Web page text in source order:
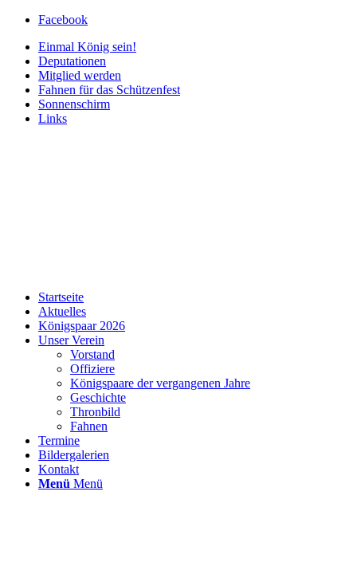
Facebook
Einmal König sein!
Deputationen
Mitglied werden
Fahnen für das Schützenfest
Sonnenschirm
Links
Startseite
Aktuelles
Königspaar 2026
Unser Verein
Vorstand
Offiziere
Königspaare der vergangenen Jahre
Geschichte
Thronbild
Fahnen
Termine
Bildergalerien
Kontakt
Menü Menü